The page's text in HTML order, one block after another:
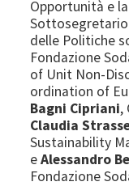
Opportunità e
delle Politiche
Fondazione
of Unit Non-
ordination of
Bagni Cipriani,
Claudia
Sustainability
eAlessandro
Fondazione